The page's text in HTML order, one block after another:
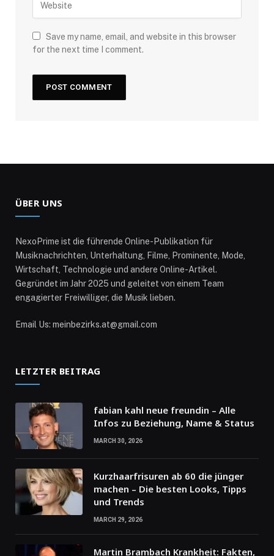
Save my name, email, and website in this browser
for the next time I comment.
ÜBER UNS
NexoPrime ist die führende Online-Publikation für
Musiknachrichten, Unterhaltung, Filme, Prominente, Mode,
Wirtschaft, Technologie und andere Online-Artikel.
Gegründet im Jahr 2025 und geleitet von einem Team
engagierter Freiwilliger, die Musik lieben.
Email Us: meinbezirks.at@gmail.com
LETZTER BEITRAG
fabian kahl neue freundin – Alle
Infos zu Beziehung, Name & Status
MARCH 30, 2026
Kurzhaarfrisuren ab 60 die jünger
machen – Die besten Looks, Tipps
und Trends
MARCH 29, 2026
Martin Brambach Krankheit: Fakten,